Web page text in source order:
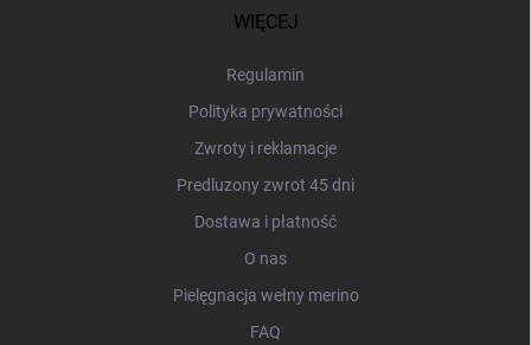
WIĘCEJ
Regulamin
Polityka prywatności
Zwroty i reklamacje
Predluzony zwrot 45 dni
Dostawa i płatność
O nas
Pielęgnacja wełny merino
FAQ